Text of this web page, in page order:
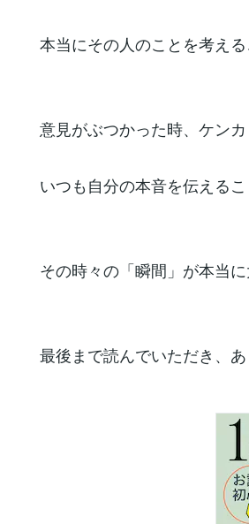
本当にその人のことを考え
意見がぶつかった時、ケン
いつも自分の本音を伝える
その時々の「瞬間」が本当
最後まで読んでいただき、